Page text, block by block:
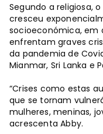
Segundo a religiosa,
cresceu
socioeconómica, em
enfrentam graves
da pandemia de
Mianmar, Sri Lanka e
“Crises como estas
que se tornam
mulheres, meninas,
acrescenta Abby.